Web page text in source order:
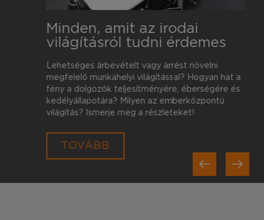
Minden, amit az irodai
világításról tudni érdemes
Lehetséges árbevételt vagy árrést növelni
megfelelő munkahelyi világítással? Hogyan hat a
fény a dolgozók teljesítményére, éberségére és
kedélyállapotára? Milyen az emberközpontú
világítás? Ismerje meg a részleteket!
TOVÁBB
Next